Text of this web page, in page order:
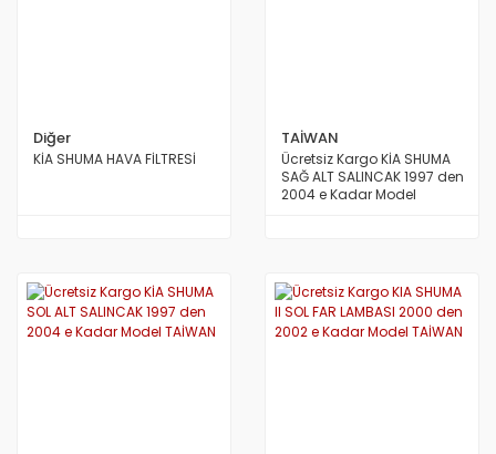
Diğer
KİA SHUMA HAVA FİLTRESİ
TAİWAN
Ücretsiz Kargo KİA SHUMA
SAĞ ALT SALINCAK 1997 den
2004 e Kadar Model